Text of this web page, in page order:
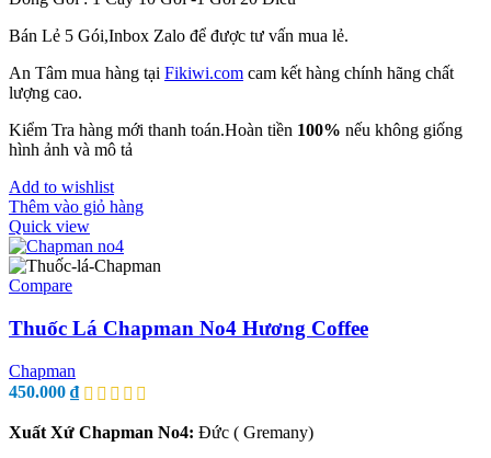
Bán Lẻ 5 Gói,Inbox Zalo để được tư vấn mua lẻ.
An Tâm mua hàng tại Fikiwi.com cam kết hàng chính hãng chất
lượng cao.
Kiểm Tra hàng mới thanh toán.Hoàn tiền 100% nếu không giống
hình ảnh và mô tả
Add to wishlist
Thêm vào giỏ hàng
Quick view
Compare
Thuốc Lá Chapman No4 Hương Coffee
Chapman
450.000 ₫
Xuất Xứ Chapman No4: Đức ( Gremany)